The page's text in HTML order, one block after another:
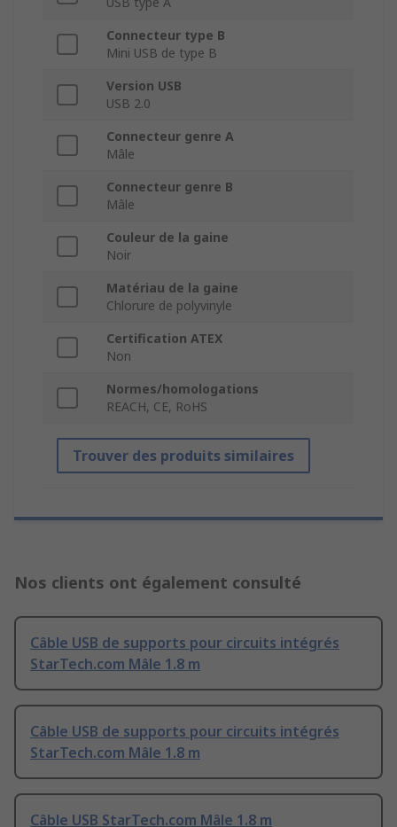
Connecteur type B
Mini USB de type B
Version USB
USB 2.0
Connecteur genre A
Mâle
Connecteur genre B
Mâle
Couleur de la gaine
Noir
Matériau de la gaine
Chlorure de polyvinyle
Certification ATEX
Non
Normes/homologations
REACH, CE, RoHS
Trouver des produits similaires
Nos clients ont également consulté
Câble USB de supports pour circuits intégrés
StarTech.com Mâle 1.8 m
Câble USB de supports pour circuits intégrés
StarTech.com Mâle 1.8 m
Câble USB StarTech.com Mâle 1.8 m